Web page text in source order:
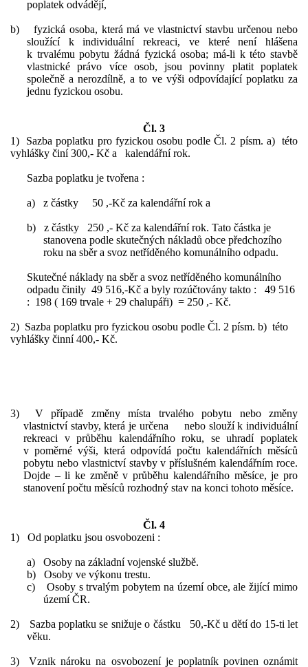
poplatek odvádějí,
b)
fyzická osoba, která má ve vlastnictví stavbu určenou nebo
sloužící k individuální rekreaci, ve které není hlášena
k trvalému pobytu žádná fyzická osoba; má-li k této stavbě
vlastnické právo více osob, jsou povinny platit poplatek
společně a nerozdílně, a to ve výši odpovídající poplatku za
jednu fyzickou osobu.
Čl. 3
1) Sazba poplatku pro fyzickou osobu podle Čl. 2 písm. a) této
vyhlášky činí 300,- Kč a kalendářní rok.
Sazba poplatku je tvořena :
a) z částky 50 ,-Kč za kalendářní rok a
b)
z částky 250 ,- Kč za kalendářní rok. Tato částka je
stanovena podle skutečných nákladů obce předchozího
roku na sběr a svoz netříděného komunálního odpadu.
Skutečné náklady na sběr a svoz netříděného komunálního
odpadu činily 49 516,-Kč a byly rozúčtovány takto : 49 516
: 198 ( 169 trvale + 29 chalupáři) = 250 ,- Kč.
2) Sazba poplatku pro fyzickou osobu podle Čl. 2 písm. b) této
vyhlášky činní 400,- Kč.
3) V případě změny místa trvalého pobytu nebo změny
vlastnictví stavby, která je určena nebo slouží k individuální
rekreaci v průběhu kalendářního roku, se uhradí poplatek
v poměrné výši, která odpovídá počtu kalendářních měsíců
pobytu nebo vlastnictví stavby v příslušném kalendářním roce.
Dojde – li ke změně v průběhu kalendářního měsíce, je pro
stanovení počtu měsíců rozhodný stav na konci tohoto měsíce.
Čl. 4
1)
Od poplatku jsou osvobozeni :
a)
Osoby na základní vojenské službě.
b)
Osoby ve výkonu trestu.
c)
Osoby s trvalým pobytem na území obce, ale žijící mimo
území ČR.
2)
Sazba poplatku se snižuje o částku 50,-Kč u dětí do 15-ti let
věku.
3) Vznik nároku na osvobození je poplatník povinen oznámit